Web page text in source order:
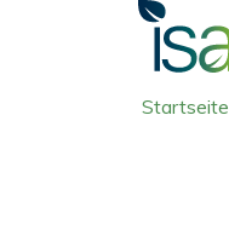
Startseite